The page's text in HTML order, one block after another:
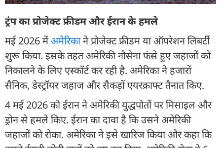
ट्रंप का प्रोजेक्ट फ्रीडम और ईरान के हमले
मई 2026 मेंअमेरिकाने प्रोजेक्ट फ्रीडम या ऑपरेशन लिबर्टी
शुरू किया. इसके तहत अमेरिकी नौसेना फंसे हुए जहाजों को
निकालने के लिए एस्कॉर्ट कर रही है. अमेरिका ने हजारों
सैनिक, डेस्ट्रॉयर जहाज और सैकड़ों एयरक्राफ्ट तैनात किए.
4 मई 2026 को ईरान ने अमेरिकी युद्धपोतों पर मिसाइल और
ड्रोन से हमले किए. ईरान का दावा है कि उसने अमेरिकी
जहाजों को रोका. अमेरिका ने इसे खारिज किया और कहा कि